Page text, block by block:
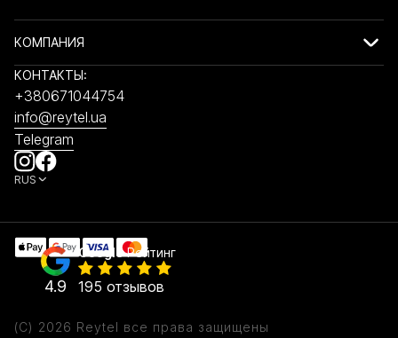
КОМПАНИЯ
КОНТАКТЫ:
+380671044754
info@reytel.ua
Telegram
RUS
(C) 2026 Reytel все права защищены
4.9
GoogleРейтинг
195 отзывов